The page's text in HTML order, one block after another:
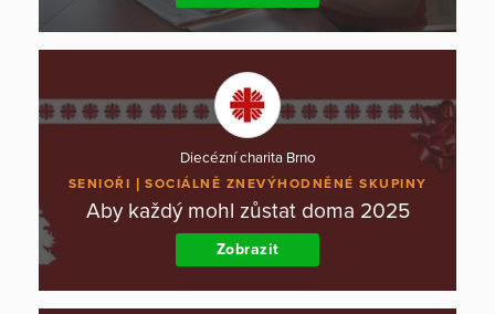
Diecézní charita Brno
SENIOŘI SOCIÁLNĚ ZNEVÝHODNĚNÉ SKUPINY
Aby každý mohl zůstat doma 2025
Zobrazit